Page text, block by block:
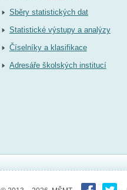
Sběry statistických dat
Statistické výstupy a analýzy
Číselníky a klasifikace
Adresáře školských institucí